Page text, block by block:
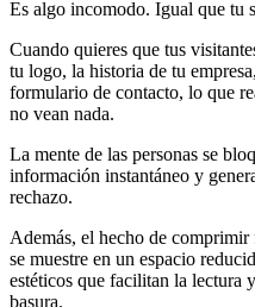
Es algo incomodo. Igual que tu
Cuando quieres que tus
tu logo, la historia de tu
formulario de contacto, lo que
no vean nada.
La mente de las personas se
información instantáneo y
rechazo.
Además, el hecho de
se muestre en un espacio
estéticos que facilitan la lectura
basura.